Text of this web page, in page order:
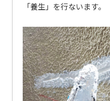
「養生」を行ないます。